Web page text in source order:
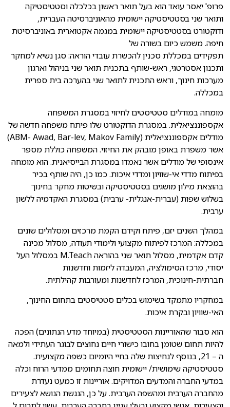
פרופ' יאסר עואד הוא בעל תואר ראשון בכלכלה וסטטיסטיקה
ותואר שני בסטטיסטיקה יישומית מהאוניברסיטה העברית,
ודוקטורט בסטטיסטיקה יישומית במגמה אקטוארית באוניברסיטת
חיפה. משמש כיום בשורה של
תפקידים במכללת סכנין להכשרת עובדי הוראה: סגן נשיא למחקר
ותכנון אסטרטגי, ראש-שותף בתכנית תואר שני בניהול וארגון
מערכות חינוך, וראש התכנית לתואר שני בהערכה בית ספרית
במכללה.
מומחה במודלים סטטיסטים לחיזוי במסגרת המשפחה
אקספוננציאלית. במסגרת הדוקטורט שלו פיתח משפחה חדשה של
מודלים אקספוננציאלית (ABM- Awad, Bar-lev, Makov Family)
אשר משפרת באופן מובהק את החיזוי. המשפחה כוללת מספר
אינסופי של מודלים אשר נאמדו במסגרת הבייסיאנית. הוא מומחה
בפיתוח מדדי אי-שוויון ומדדי איכות. כמו כן, היה שותף בכיר
בהוצאת מילון מושגים בסטטיסטיקה ובשיטות מחקר בחינוך
בשלוש שפות (עברית-אנגלית- ערבית) במסגרת האקדמיה ללשון
ערבית.
במהלך השנים יזם, פיתח וקידם הקמת מרכזים ומסלולים שונים
במכללה: המרכז לפיתוח מקצועי ולימודי תעודה, מסלול מכינה
קדם אקדמית, מסלול תואר שני בהוראה M.Teach במסלול העל
יסודי, מרכז הסימולציה, המעבדה ליזמות וחדשנות
חברתית-חינוכית, המרכז לחדשנות ומעורבות קהילתית.
במחקריו מתמקד בשימוש בכלים סטטיסטים בתחום החינוך,
האי-שוויון ובקרת איכות.
הוא סבור שהאוריינות הסטטיסטית (במיוחד מדע הנתונים) הפכה
להיות תחום שטומן בחובו כישורי חיים נחוצים לבוגר העתידי ולמאה
ה – 21, בנוסף לנחיצות שלה בחיי היומיום כשפה מקצועית.
סטטיסטיקה שימושית/ יישומית חוצה תחומים ממדעי הרוח וכלה
במדעי החברה והמדעים המדויקים. אוריינות זו כמעט נעדרת
מהחברה הערבית ומהשפה הערבית. על כן, הנגשת הנושא לצעירים